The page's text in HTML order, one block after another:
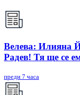
Велева: Илияна
Радев! Тя ще се
преди 7 часа